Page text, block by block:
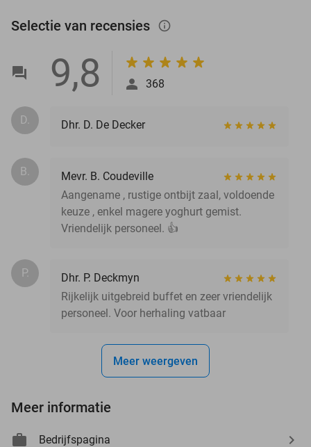
Selectie van recensies info_outlined
9,8 368
D. Dhr. D. De Decker
B.
Mevr. B. Coudeville
Aangename , rustige ontbijt zaal, voldoende
keuze , enkel magere yoghurt gemist.
Vriendelijk personeel. 👍
P.
Dhr. P. Deckmyn
Rijkelijk uitgebreid buffet en zeer vriendelijk
personeel. Voor herhaling vatbaar
Meer weergeven
Meer informatie
Bedrijfspagina